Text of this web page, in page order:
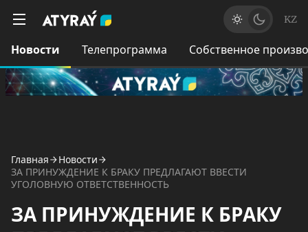
KZ
Новости Телепрограмма Собственное
Главная
Новости
ЗА ПРИНУЖДЕНИЕ К БРАКУ ПРЕДЛАГАЮТ ВВЕСТИ
УГОЛОВНУЮ ОТВЕТСТВЕННОСТЬ
ЗА ПРИНУЖДЕНИЕ К БРАКУ